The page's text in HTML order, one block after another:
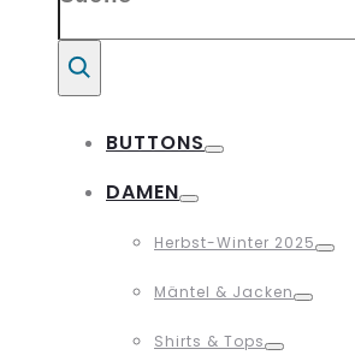
Suche
BUTTONS
DAMEN
Herbst-Winter 2025
Mäntel & Jacken
Shirts & Tops